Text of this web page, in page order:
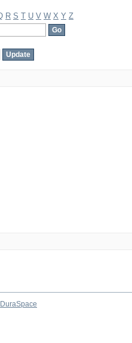
R S T U V W X Y Z
DuraSpace